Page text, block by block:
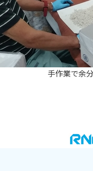
手作業で余